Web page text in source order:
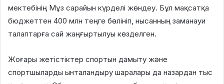
мектебінің Мұз сарайын күрделі жөндеу. Бұл мақсатқа
бюджеттен 400 млн теңге бөлініп, нысанның заманауи
талаптарға сай жаңғыртылуы көзделген.
Жоғары жетістіктер спортын дамыту және
спортшыларды ынталандыру шаралары да назардан тыс